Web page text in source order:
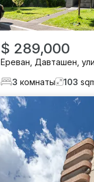
$ 289,000
Ереван Давташен
3 комнаты 103